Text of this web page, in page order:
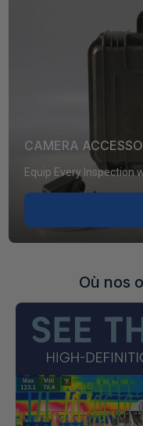
CAMERA
Equip Every Inspection
Où nos